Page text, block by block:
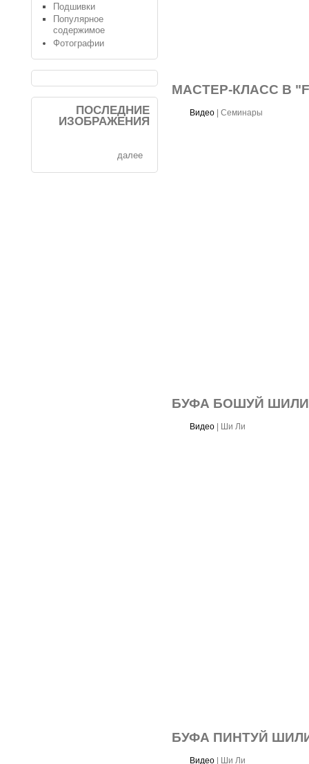
МАСТЕР-КЛАСС В
Видео |Семинары
БУФА БОШУЙ ШИЛИ
Видео Ши Ли
БУФА ПИНТУЙ
Видео Ши Ли
Подшивки
Популярное
содержимое
Фотографии
ПОСЛЕДНИЕ
ИЗОБРАЖЕНИЯ
далее